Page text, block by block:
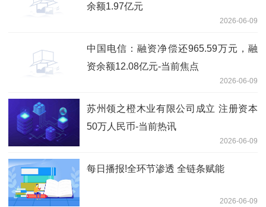
余额1.97亿元
2026-06-09
中国电信：融资净偿还965.59万元，融
资余额12.08亿元-当前焦点
2026-06-09
苏州领之橙木业有限公司成立 注册资本
50万人民币-当前热讯
2026-06-09
每日播报!全环节渗透 全链条赋能
2026-06-09